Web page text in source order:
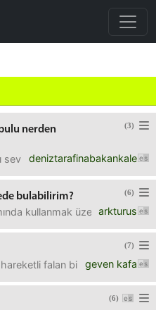
(3)
nerden
deniztarafinabakankale
seviyorum. bir pul koleksiyonu
(6)
bulabilirim?
arkturus
kullanmak üzere
(7)
geven kafa
hareketli falan bir iki şarkı
(6)